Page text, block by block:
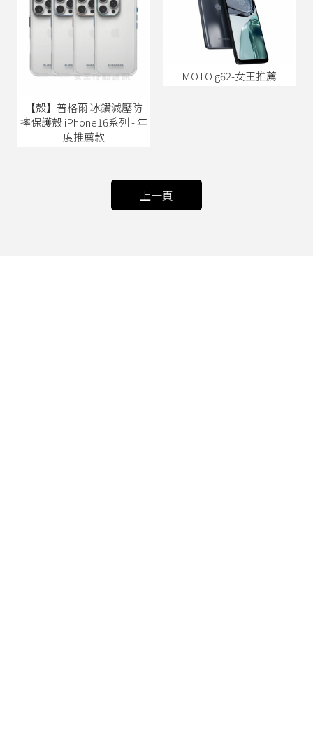
【殼】普格爾 冰鑽減壓防
摔保護殼 iPhone16系列 - 年
度推薦款
MOTO g62-女王推薦
上一頁